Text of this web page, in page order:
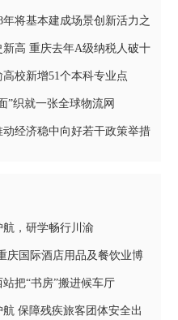
能成果将集中亮相
年将基本建成场景创新活力之
新高 重庆去年A级纳税人破十
校新增51个本科专业点
”织就一张全球物流网
动经济稳中向好若干政策举措
航，研学畅行川渝
庆国际酒店用品及餐饮业博
把“书房”搬进候车厅
保障残疾旅客团体安全出